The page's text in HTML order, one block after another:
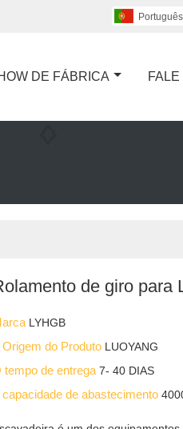
Português
DE FÁBRICA
de giro para
LYHGB
Origem do Produto LUOYANG
tempo de entrega7- 40 DIAS
capacidade de abastecimento